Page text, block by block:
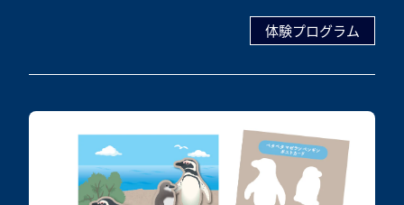
体験プログラム